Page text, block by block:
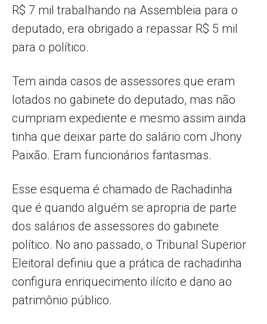
R$ 7 mil trabalhando na Assembleia para o
deputado, era obrigado a repassar R$ 5 mil
para o político.
Tem ainda casos de assessores que eram
lotados no gabinete do deputado, mas não
cumpriam expediente e mesmo assim ainda
tinha que deixar parte do salário com Jhony
Paixão. Eram funcionários fantasmas.
Esse esquema é chamado de Rachadinha
que é quando alguém se apropria de parte
dos salários de assessores do gabinete
político. No ano passado, o Tribunal Superior
Eleitoral definiu que a prática de rachadinha
configura enriquecimento ilícito e dano ao
patrimônio público.